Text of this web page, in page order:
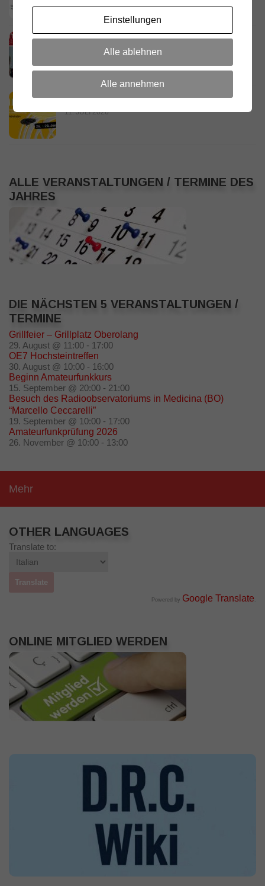
D.R.C. in den Medien – Meraner
Stadtanzeiger
18. JULI 2026
HamRadio Friedrichshafen 2026
11. JULI 2026
ALLE VERANSTALTUNGEN / TERMINE DES
JAHRES
DIE NÄCHSTEN 5 VERANSTALTUNGEN /
TERMINE
Grillfeier – Grillplatz Oberolang
29. August @ 11:00 - 17:00
OE7 Hochsteintreffen
30. August @ 10:00 - 16:00
Beginn Amateurfunkkurs
15. September @ 20:00 - 21:00
Besuch des Radioobservatoriums in Medicina (BO)
“Marcello Ceccarelli”
19. September @ 10:00 - 17:00
Amateurfunkprüfung 2026
26. November @ 10:00 - 13:00
Mehr
OTHER LANGUAGES
Translate to:
Powered by Google Translate .
ONLINE MITGLIED WERDEN
Einstellungen
Alle ablehnen
Alle annehmen